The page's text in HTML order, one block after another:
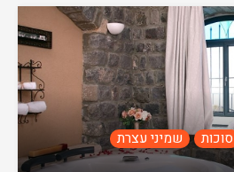
סוכות
שמיני עצרת